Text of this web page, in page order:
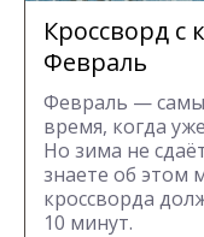
Кроссворд
Февраль
Февраль —
время, когда
Но зима не
знаете об этом
кроссворда
10 минут.